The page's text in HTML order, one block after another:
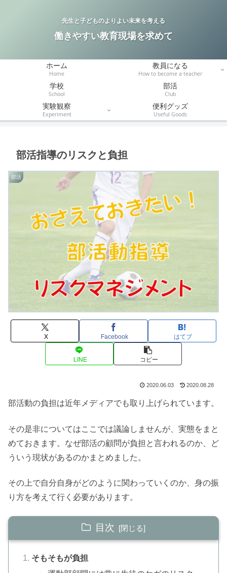
先生と子どものよりよい未来を考える
働きやすい教育現場を求めて
ホーム
Home
教員になる
How to become a teacher
学校
School
部活
Club
実験観察
Experiment
便利グッズ
Useful Goods
部活指導のリスクと負担
部活
X Facebook はてブ
LINE コピー
2020.06.03 2020.08.28
部活動の負担は近年メディアでも取り上げられています。
その是非についてはここでは議論しませんが、実態をまと
めておきます。なぜ部活の顧問が負担と言われるのか、ど
ういう現状があるのかまとめました。
その上で自分自身がどのように関わっていくのか、身の振
り方を考えて行く必要があります。
目次
そもそもが負担